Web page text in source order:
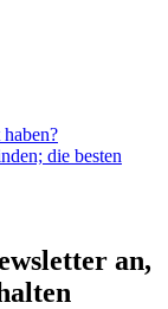
die besten
an,